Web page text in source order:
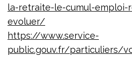
la-retraite-le-cumul-emploi-
evoluer/
https://www.service-
public.gouv.fr/particuliers/